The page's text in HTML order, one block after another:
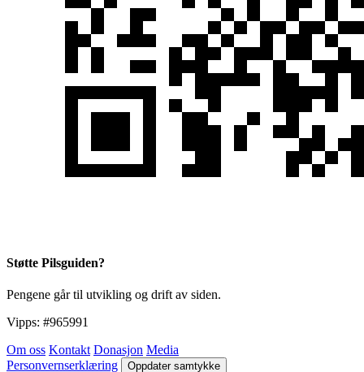
Støtte Pilsguiden?
Pengene går til utvikling og drift av siden.
Vipps: #965991
Om oss Kontakt Donasjon Media
Personvernserklæring
Oppdater samtykke